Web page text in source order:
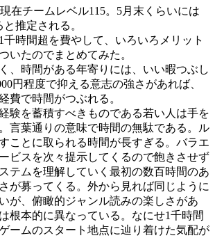
在チームレベル115。5月末くらいには
推定される。
時間超を費やして、いろいろメリット
いたのでまとめてみた。
、時間がある年寄りには、いい暇つぶし
円程度で抑える意志の強さがあれば、
費で時間がつぶれる。
験を蓄積すべきものである若い人は手を
言葉通りの意味で時間の無駄である。ル
ことに取られる時間が長すぎる。バラエ
ビスを次々提示してくるので飽きさせず
テムを理解していく最初の数百時間のあ
が募ってくる。外から見れば同じように
が、俯瞰的ジャンル読みの楽しさがあ
根本的に異なっている。なにせ1千時間
ームのスタート地点に辿り着けた気配が